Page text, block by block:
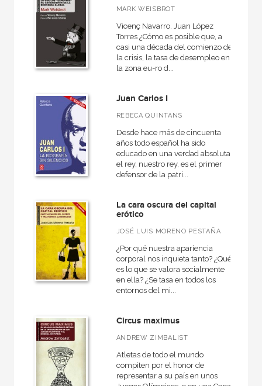
MARK WEISBROT
Vicenç Navarro. Juan López
Torres ¿Cómo es posible que, a
casi una década del comienzo de
la crisis, la tasa de desempleo en
la zona eu-ro d...
Juan Carlos I
REBECA QUINTANS
Desde hace más de cincuenta
años todo español ha sido
educado en una verdad absoluta:
el rey, nuestro rey, es el primer
defensor de la patri...
La cara oscura del capital
erótico
JOSÉ LUIS MORENO PESTAÑA
¿Por qué nuestra apariencia
corporal nos inquieta tanto? ¿Qué
es lo que se valora socialmente
en ella? ¿Se tasa en todos los
entornos del mi...
Circus maximus
ANDREW ZIMBALIST
Atletas de todo el mundo
compiten por el honor de
representar a su país en unos